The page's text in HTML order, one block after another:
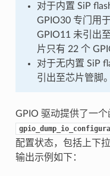
对于内置 SiP
GPIO30 专门用
GPIO11 未引出
片只有 22 个
对于无内置 SiP
引出至芯片管脚。
GPIO 驱动提供了一个
配置状态，包括上下
输出示例如下：